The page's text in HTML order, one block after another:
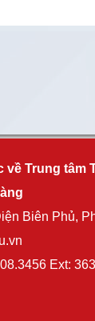
về Trung tâm
Biên Phủ,
Ext: